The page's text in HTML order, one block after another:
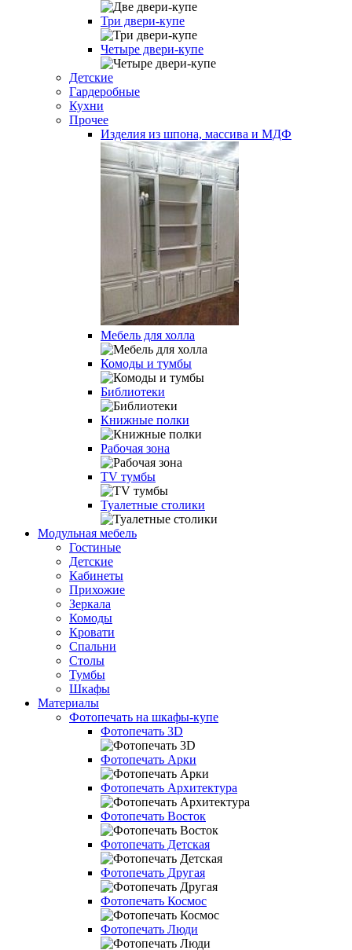
Три двери-купе
Четыре двери-купе
Детские
Гардеробные
Кухни
Прочее
Изделия из шпона, массива и МДФ
Мебель для холла
Комоды и тумбы
Библиотеки
Книжные полки
Рабочая зона
TV тумбы
Туалетные столики
Модульная мебель
Гостиные
Детские
Кабинеты
Прихожие
Зеркала
Комоды
Кровати
Спальни
Столы
Тумбы
Шкафы
Материалы
Фотопечать на шкафы-купе
Фотопечать 3D
Фотопечать Арки
Фотопечать Архитектура
Фотопечать Восток
Фотопечать Детская
Фотопечать Другая
Фотопечать Космос
Фотопечать Люди